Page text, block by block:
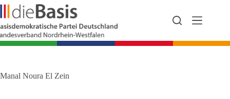
Zum
Inhalt
springen
Manal Noura El Zein